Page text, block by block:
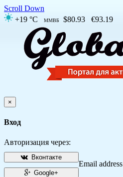
Scroll Down
+19 °C
ММВБ $80.93 €93.19
×
Вход
Авторизация через:
Вконтакте
Google+
Email address